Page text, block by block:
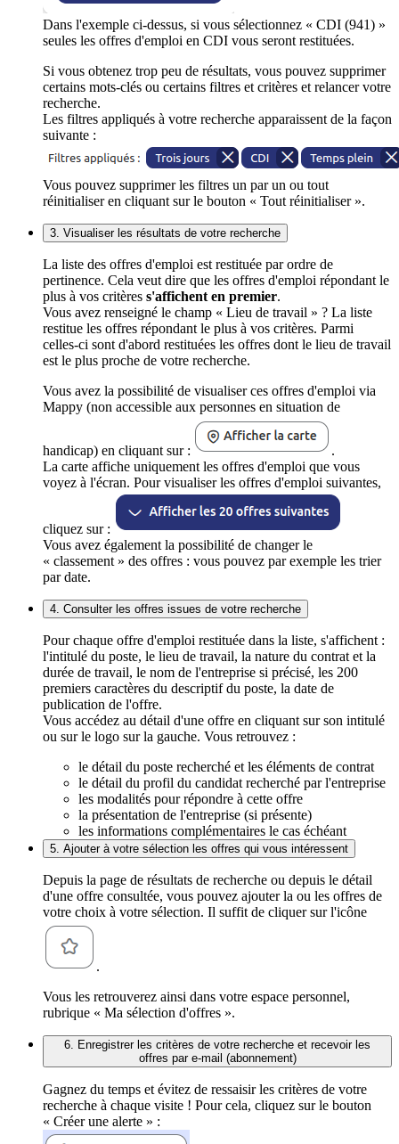
Dans l'exemple ci-dessus, si vous sélectionnez « CDI (941) »
seules les offres d'emploi en CDI vous seront restituées.
Si vous obtenez trop peu de résultats, vous pouvez supprimer
certains mots-clés ou certains filtres et critères et relancer votre
recherche.
Les filtres appliqués à votre recherche apparaissent de la façon
suivante :
Vous pouvez supprimer les filtres un par un ou tout
réinitialiser en cliquant sur le bouton « Tout réinitialiser ».
3. Visualiser les résultats de votre recherche
La liste des offres d'emploi est restituée par ordre de
pertinence. Cela veut dire que les offres d'emploi répondant le
plus à vos critères s'affichent en premier.
Vous avez renseigné le champ « Lieu de travail » ? La liste
restitue les offres répondant le plus à vos critères. Parmi
celles-ci sont d'abord restituées les offres dont le lieu de travail
est le plus proche de votre recherche.
Vous avez la possibilité de visualiser ces offres d'emploi via
Mappy (non accessible aux personnes en situation de
handicap) en cliquant sur :
.
La carte affiche uniquement les offres d'emploi que vous
voyez à l'écran. Pour visualiser les offres d'emploi suivantes,
cliquez sur :
Vous avez également la possibilité de changer le
« classement » des offres : vous pouvez par exemple les trier
par date.
4. Consulter les offres issues de votre recherche
Pour chaque offre d'emploi restituée dans la liste, s'affichent :
l'intitulé du poste, le lieu de travail, la nature du contrat et la
durée de travail, le nom de l'entreprise si précisé, les 200
premiers caractères du descriptif du poste, la date de
publication de l'offre.
Vous accédez au détail d'une offre en cliquant sur son intitulé
ou sur le logo sur la gauche. Vous retrouvez :
le détail du poste recherché et les éléments de contrat
le détail du profil du candidat recherché par l'entreprise
les modalités pour répondre à cette offre
la présentation de l'entreprise (si présente)
les informations complémentaires le cas échéant
5. Ajouter à votre sélection les offres qui vous intéressent
Depuis la page de résultats de recherche ou depuis le détail
d'une offre consultée, vous pouvez ajouter la ou les offres de
votre choix à votre sélection. Il suffit de cliquer sur l'icône
.
Vous les retrouverez ainsi dans votre espace personnel,
rubrique « Ma sélection d'offres ».
6. Enregistrer les critères de votre recherche et recevoir les
offres par e-mail (abonnement)
Gagnez du temps et évitez de ressaisir les critères de votre
recherche à chaque visite ! Pour cela, cliquez sur le bouton
« Créer une alerte » :